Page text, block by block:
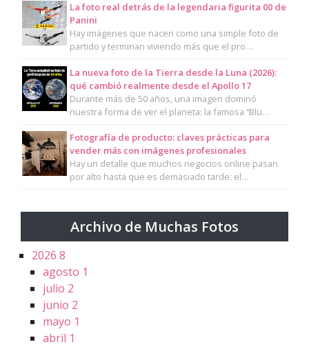
La foto real detrás de la legendaria figurita 00 de
Panini
Hay imágenes que nacen como una simple foto de
partido y terminan viviendo más que el pro…
La nueva foto de la Tierra desde la Luna (2026):
qué cambió realmente desde el Apollo 17
Durante más de 50 años, una imagen dominó
nuestra forma de ver el planeta: la famosa “Blu…
Fotografía de producto: claves prácticas para
vender más con imágenes profesionales
Hay un detalle que muchos negocios online pasan
por alto hasta que es demasiado tarde: el…
Archivo de Muchas Fotos
2026 8
agosto 1
julio 2
junio 2
mayo 1
abril 1